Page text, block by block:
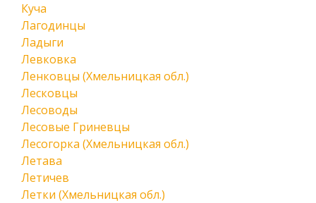
Куча
Лагодинцы
Ладыги
Левковка
Ленковцы (Хмельницкая обл.)
Лесковцы
Лесоводы
Лесовые Гриневцы
Лесогорка (Хмельницкая обл.)
Летава
Летичев
Летки (Хмельницкая обл.)